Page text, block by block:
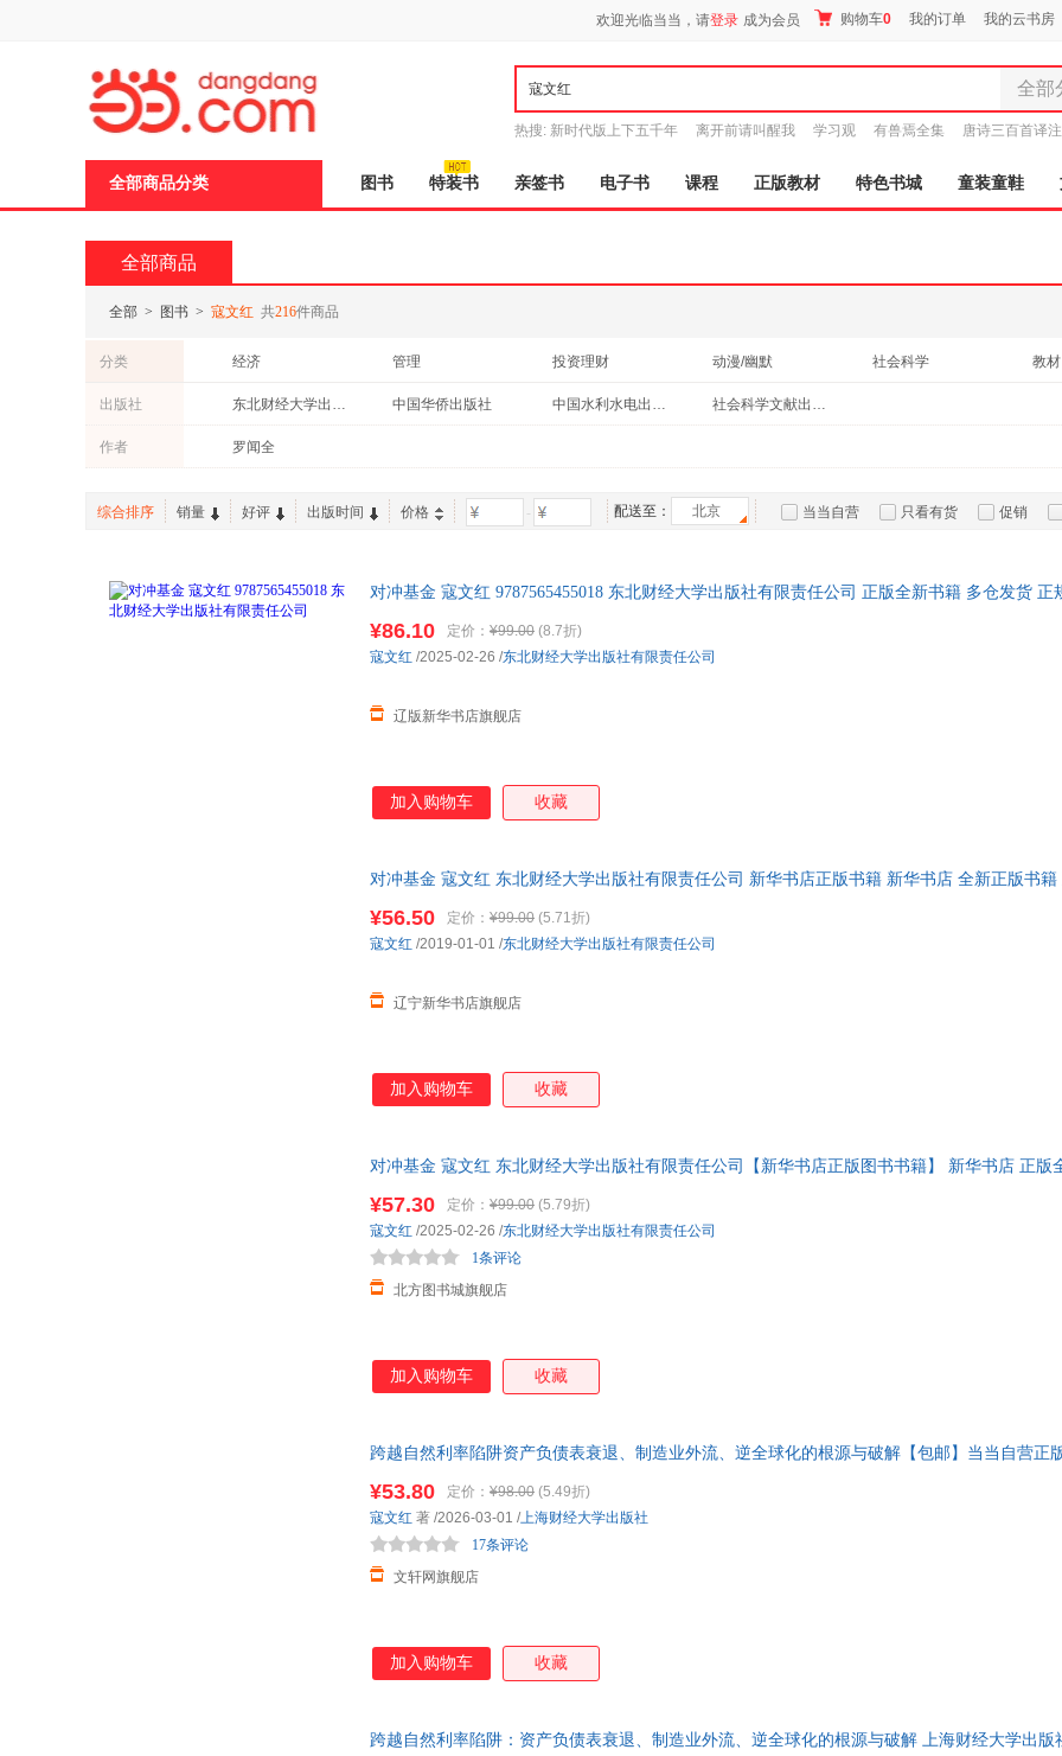
欢迎光临当当，请登录 成为会员 购物车0 我的订单 我的云书房
全部
全部分
图书
电子书
玩具
鞋
手表饰
热搜: 新时代版上下五千年 离开前请叫醒我 学习观 有兽焉全集 唐诗三百首译注
全部商品分类 图书 特装书 亲签书 电子书 课程 正版教材 特色书城 童装童鞋
全部商品
全部 > 图书 > 寇文红 共216件商品
分类 经济 管理 投资理财 动漫/幽默 社会科学 教材
文学
考试 青春文学 童书
出版社 东北财经大学出版社 中国华侨出版社 中国水利水电出版社 社会科学文献出版社
作者 罗闻全
综合排序 销量 好评 出版时间 价格 - 配送至： 北京 当当自营 只看有货 促销
对冲基金 寇文红 9787565455018 东北财经大学出版社有限责任公司 正版全新书籍 多仓发货 正
¥86.10 定价： ¥99.00 (8.7折)
辽版新华书店旗舰店
寇文红 /2025-02-26 /东北财经大学出版社有限责任公司
加入购物车 收藏
对冲基金 寇文红 东北财经大学出版社有限责任公司 新华书店正版书籍 新华书店 全新正版书籍
¥56.50 定价： ¥99.00 (5.71折)
辽宁新华书店旗舰店
寇文红 /2019-01-01 /东北财经大学出版社有限责任公司
加入购物车 收藏
对冲基金 寇文红 东北财经大学出版社有限责任公司【新华书店正版图书书籍】 新华书店 正版
¥57.30 定价： ¥99.00 (5.79折)
北方图书城旗舰店
1条评论
寇文红 /2025-02-26 /东北财经大学出版社有限责任公司
加入购物车 收藏
跨越自然利率陷阱资产负债表衰退、制造业外流、逆全球化的根源与破解【包邮】当当自营正
¥53.80 定价： ¥98.00 (5.49折)
文轩网旗舰店
17条评论
寇文红 著 /2026-03-01 /上海财经大学出版社
加入购物车 收藏
跨越自然利率陷阱：资产负债表衰退、制造业外流、逆全球化的根源与破解 上海财经大学出版
页